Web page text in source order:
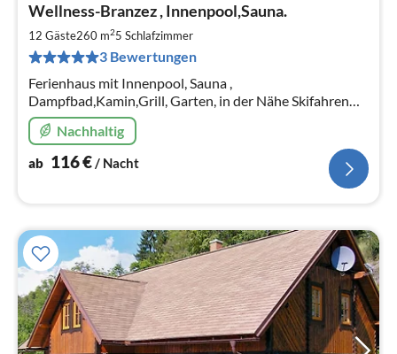
Wellness-Branzez , Innenpool,Sauna.
12 Gäste260 m25 Schlafzimmer
3 Bewertungen
Ferienhaus mit Innenpool, Sauna ,
Dampfbad,Kamin,Grill, Garten, in der Nähe Skifahren
,Prag in etwa 35 Minuten erreichbar. Im Haus 4 bzw. 5
Schlafzimmer, Details siehe weiter.
Nachhaltig
ab 116€/ Nacht